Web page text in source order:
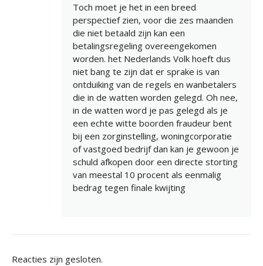
Toch moet je het in een breed
perspectief zien, voor die zes maanden
die niet betaald zijn kan een
betalingsregeling overeengekomen
worden. het Nederlands Volk hoeft dus
niet bang te zijn dat er sprake is van
ontduiking van de regels en wanbetalers
die in de watten worden gelegd. Oh nee,
in de watten word je pas gelegd als je
een echte witte boorden fraudeur bent
bij een zorginstelling, woningcorporatie
of vastgoed bedrijf dan kan je gewoon je
schuld afkopen door een directe storting
van meestal 10 procent als eenmalig
bedrag tegen finale kwijting
Reacties zijn gesloten.